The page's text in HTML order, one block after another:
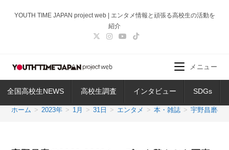
ス
ッ
YOUTH TIME JAPAN project web | エンタメ情報と頑張る高校生の活動を
紹介
全国高校生NEWS 高校生調査 インタビュー SDGs
メニュー
ホーム > 2023年 > 1月 > 31日 > エンタメ > 本・雑誌 > 宇野昌磨の